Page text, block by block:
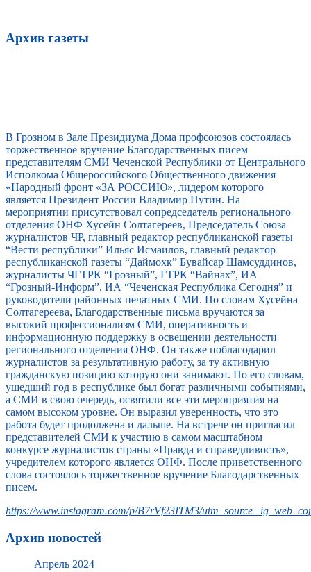
Архив газеты
В Грозном в Зале Президиума Дома профсоюзов состоялась
торжественное вручение Благодарственных писем
представителям СМИ Чеченской Республики от Центрального
Исполкома Общероссийского Общественного движения
«Народный фронт «ЗА РОССИЮ», лидером которого
является Президент России Владимир Путин. На
мероприятии присутствовал сопредседатель регионального
отделения ОНФ Хусейн Солтагереев, Председатель Союза
журналистов ЧР, главный редактор республиканской газеты
“Вести республики” Ильяс Исмаилов, главный редактор
республиканской газеты “Даймохк” Бувайсар Шамсуддинов,
журналисты ЧГТРК “Грозный”, ГТРК “Вайнах”, ИА
“Грозный-Информ”, ИА “Чеченская Республика Сегодня” и
руководители районных печатных СМИ. По словам Хусейна
Солтагереева, Благодарственные письма вручаются за
высокий профессионализм СМИ, оперативность и
информационную поддержку в освещении деятельности
регионального отделения ОНФ. Он также поблагодарил
журналистов за результативную работу, за ту активную
гражданскую позицию которую они занимают. По его словам,
ушедший год в республике был богат различными событиями,
а СМИ в свою очередь, освятили все эти мероприятия на
самом высоком уровне. Он выразил уверенность, что это
работа будет продолжена и дальше. На встрече он пригласил
представителей СМИ к участию в самом масштабном
конкурсе журналистов страны «Правда и справедливость»,
учредителем которого является ОНФ. После приветственного
слова состоялось торжественное вручение Благодарственных
писем.
https://www.instagram.com/p/B7rVf23ITM3/
Архив новостей
Апрель 2024